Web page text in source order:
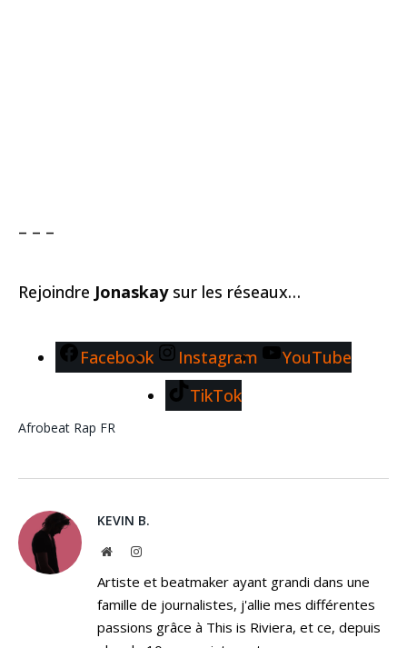
– – –
Rejoindre Jonaskaysur les réseaux…
Facebook Instagram
YouTube
TikTok
Afrobeat Rap FR
KEVIN B.
WebsiteInstagram
Artiste et beatmaker ayant grandi dans une
famille de journalistes, j'allie mes différentes
passions grâce à This is Riviera, et ce, depuis